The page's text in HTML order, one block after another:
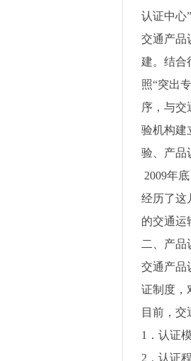
认证中心
交通产品
建。结合
照“突出
序，与交
验机构建
验、产品
2009年
经历了这
的交通运
二、产品
交通产品
证制度，
目前，交
1 ．认证
2 ．认证